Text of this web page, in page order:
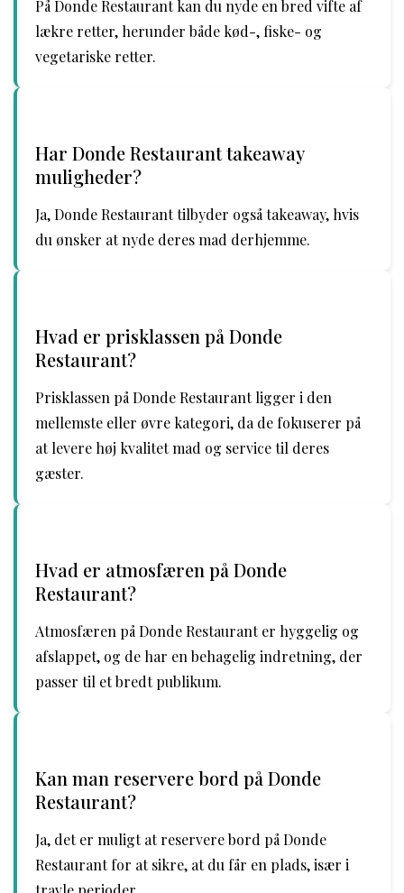
På Donde Restaurant kan du nyde en bred vifte af
lækre retter, herunder både kød-, fiske- og
vegetariske retter.
Har Donde Restaurant takeaway
muligheder?
Ja, Donde Restaurant tilbyder også takeaway, hvis
du ønsker at nyde deres mad derhjemme.
Hvad er prisklassen på Donde
Restaurant?
Prisklassen på Donde Restaurant ligger i den
mellemste eller øvre kategori, da de fokuserer på
at levere høj kvalitet mad og service til deres
gæster.
Hvad er atmosfæren på Donde
Restaurant?
Atmosfæren på Donde Restaurant er hyggelig og
afslappet, og de har en behagelig indretning, der
passer til et bredt publikum.
Kan man reservere bord på Donde
Restaurant?
Ja, det er muligt at reservere bord på Donde
Restaurant for at sikre, at du får en plads, især i